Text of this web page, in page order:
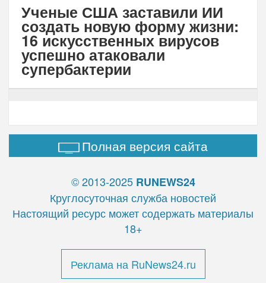
Ученые США заставили ИИ
создать новую форму жизни:
16 искусственных вирусов
успешно атаковали
супербактерии
Полная версия сайта
© 2013-2025 RUNEWS24
Круглосуточная служба новостей
Настоящий ресурс может содержать материалы
18+
Реклама на RuNews24.ru